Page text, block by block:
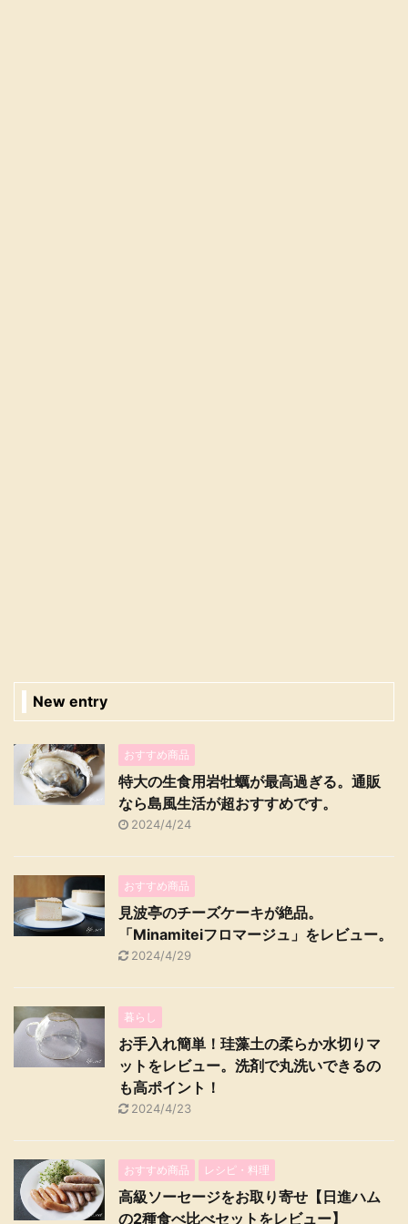
New entry
おすすめ商品
特大の生食用岩牡蠣が最高過ぎる。通販
なら島風生活が超おすすめです。
2024/4/24
おすすめ商品
見波亭のチーズケーキが絶品。
「Minamiteiフロマージュ」をレビュー。
2024/4/29
暮らし
お手入れ簡単！珪藻土の柔らか水切りマ
ットをレビュー。洗剤で丸洗いできるの
も高ポイント！
2024/4/23
おすすめ商品 レシピ・料理
高級ソーセージをお取り寄せ【日進ハム
の2種食べ比べセットをレビュー】